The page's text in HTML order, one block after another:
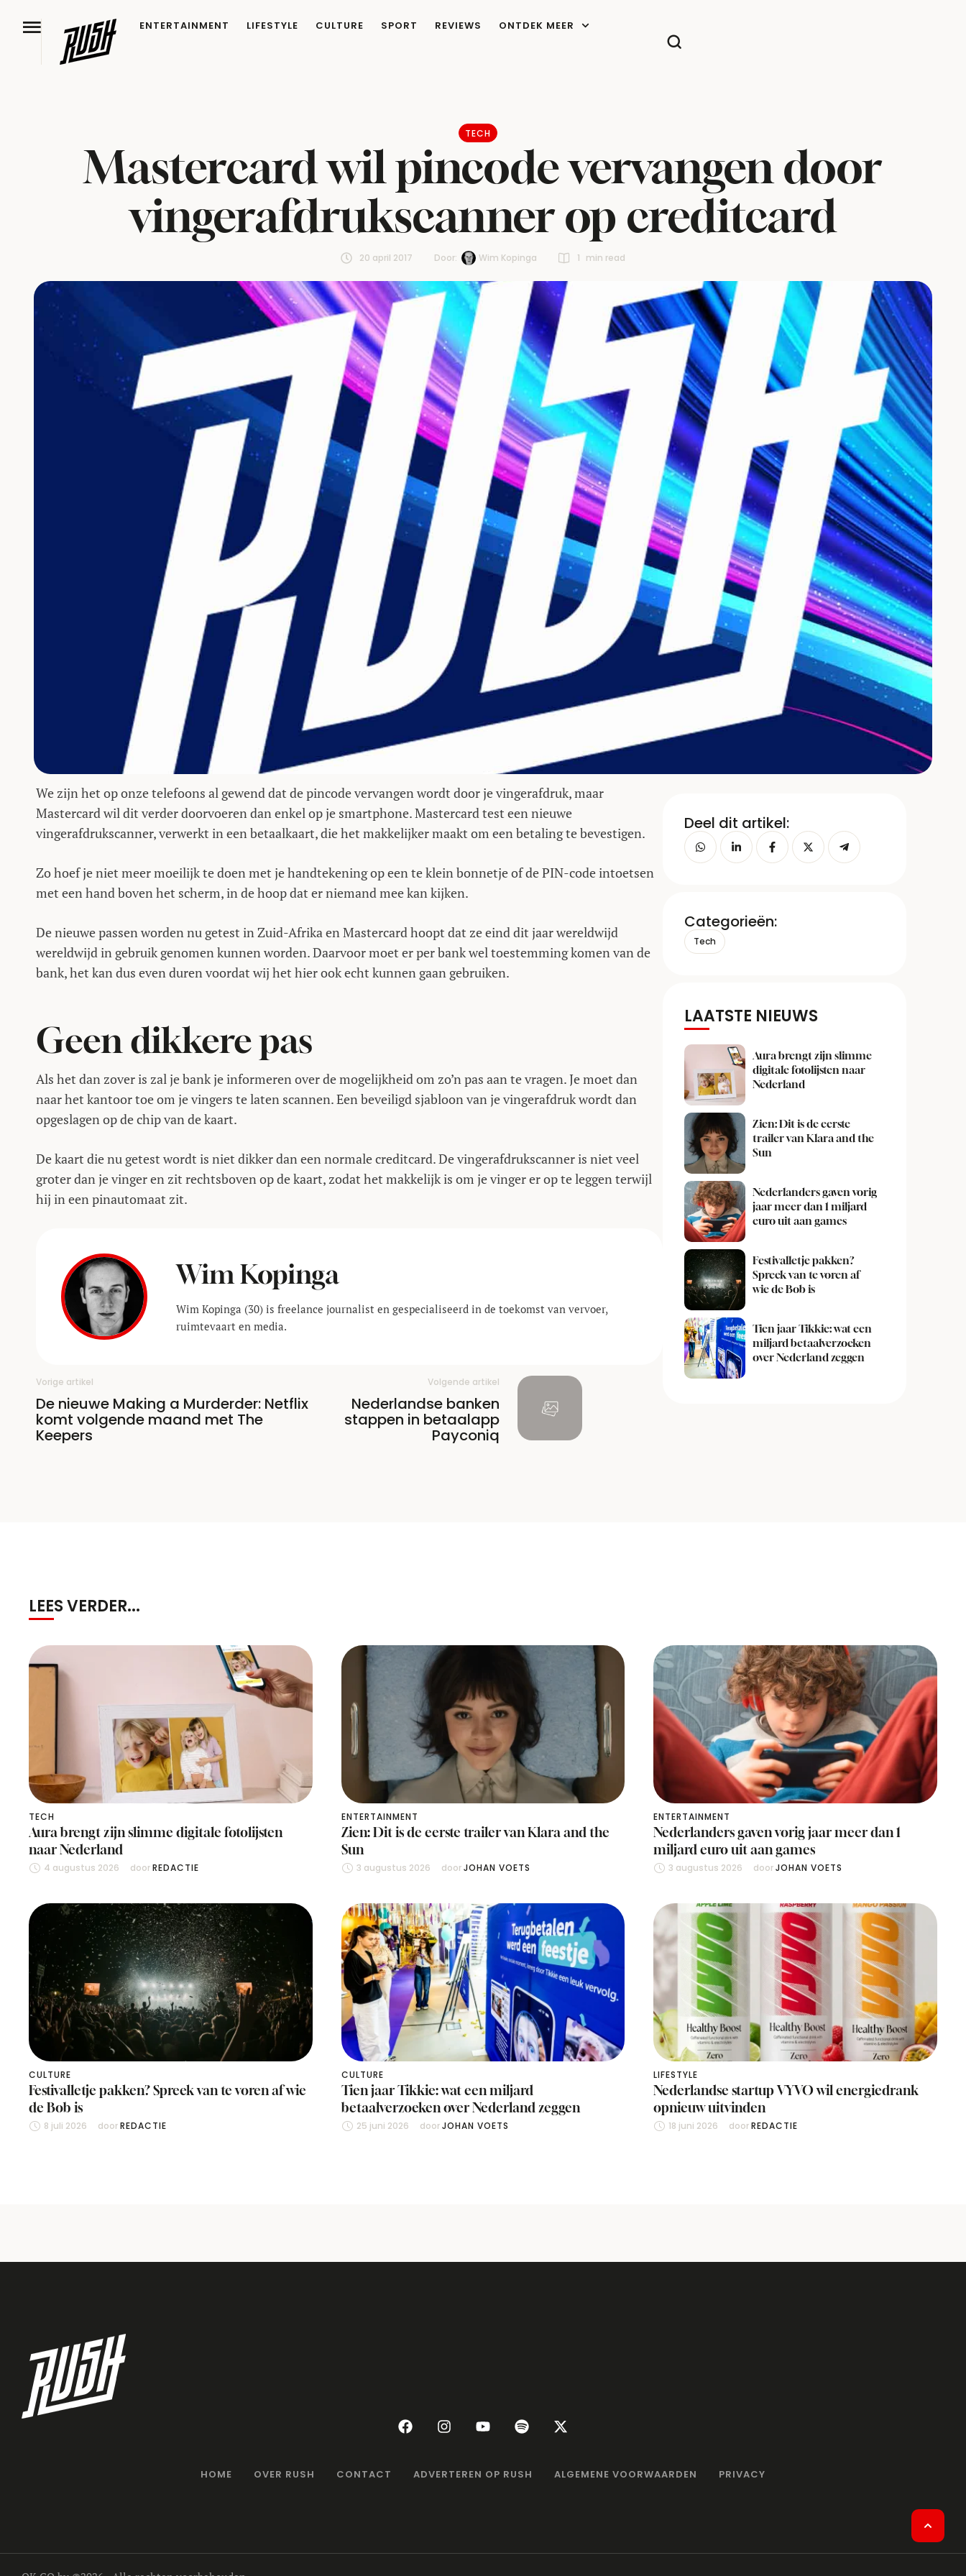
ENTERTAINMENT LIFESTYLE CULTURE SPORT REVIEWS ONTDEK MEER
TECH
Mastercard wil pincode vervangen door
vingerafdrukscanner op creditcard
20 april 2017 Door: Wim Kopinga 1 min read
We zijn het op onze telefoons al gewend dat de pincode vervangen wordt door je vingerafdruk, maar
Mastercard wil dit verder doorvoeren dan enkel op je smartphone. Mastercard test een nieuwe
vingerafdrukscanner, verwerkt in een betaalkaart, die het makkelijker maakt om een betaling te bevestigen.
Zo hoef je niet meer moeilijk te doen met je handtekening op een te klein bonnetje of de PIN-code intoetsen
met een hand boven het scherm, in de hoop dat er niemand mee kan kijken.
De nieuwe passen worden nu getest in Zuid-Afrika en Mastercard hoopt dat ze eind dit jaar wereldwijd
wereldwijd in gebruik genomen kunnen worden. Daarvoor moet er per bank wel toestemming komen van de
bank, het kan dus even duren voordat wij het hier ook echt kunnen gaan gebruiken.
Geen dikkere pas
Als het dan zover is zal je bank je informeren over de mogelijkheid om zo’n pas aan te vragen. Je moet dan
naar het kantoor toe om je vingers te laten scannen. Een beveiligd sjabloon van je vingerafdruk wordt dan
opgeslagen op de chip van de kaart.
De kaart die nu getest wordt is niet dikker dan een normale creditcard. De vingerafdrukscanner is niet veel
groter dan je vinger en zit rechtsboven op de kaart, zodat het makkelijk is om je vinger er op te leggen terwijl
hij in een pinautomaat zit.
Wim Kopinga
Wim Kopinga (30) is freelance journalist en gespecialiseerd in de toekomst van vervoer,
ruimtevaart en media.
Vorige artikel
De nieuwe Making a Murderder: Netflix
komt volgende maand met The
Keepers
Volgende artikel
Nederlandse banken
stappen in betaalapp
Payconiq
Deel dit artikel:
Categorieën:
Tech
LAATSTE NIEUWS
Aura brengt zijn slimme
digitale fotolijsten naar
Nederland
Zien: Dit is de eerste
trailer van Klara and the
Sun
Nederlanders gaven vorig
jaar meer dan 1 miljard
euro uit aan games
Festivalletje pakken?
Spreek van te voren af
wie de Bob is
Tien jaar Tikkie: wat een
miljard betaalverzoeken
over Nederland zeggen
LEES VERDER...
TECH
Aura brengt zijn slimme digitale fotolijsten
naar Nederland
4 augustus 2026 door REDACTIE
ENTERTAINMENT
Zien: Dit is de eerste trailer van Klara and the
Sun
3 augustus 2026 door JOHAN VOETS
ENTERTAINMENT
Nederlanders gaven vorig jaar meer dan 1
miljard euro uit aan games
3 augustus 2026 door JOHAN VOETS
CULTURE
Festivalletje pakken? Spreek van te voren af wie
de Bob is
8 juli 2026 door REDACTIE
CULTURE
Tien jaar Tikkie: wat een miljard
betaalverzoeken over Nederland zeggen
25 juni 2026 door JOHAN VOETS
LIFESTYLE
Nederlandse startup VYVO wil energiedrank
opnieuw uitvinden
18 juni 2026 door REDACTIE
HOME OVER RUSH CONTACT ADVERTEREN OP RUSH ALGEMENE VOORWAARDEN PRIVACY